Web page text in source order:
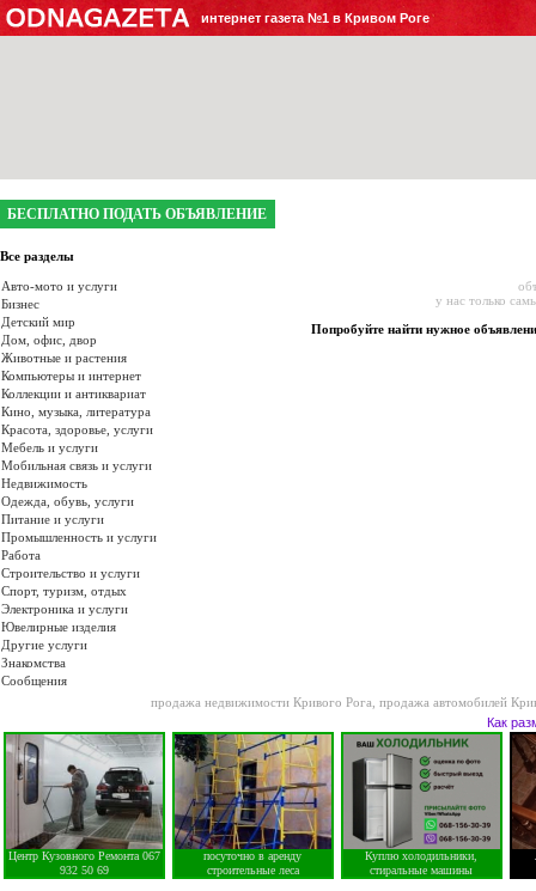
интернет газета №1 в Кривом Роге
БЕСПЛАТНО ПОДАТЬ ОБЪЯВЛЕНИЕ
Все разделы
Авто-мото и услуги
Бизнес
Детский мир
Дом, офис, двор
Животные и растения
Компьютеры и интернет
Коллекции и антиквариат
Кино, музыка, литература
Красота, здоровье, услуги
Мебель и услуги
Мобильная связь и услуги
Недвижимость
Одежда, обувь, услуги
Питание и услуги
Промышленность и услуги
Работа
Строительство и услуги
Спорт, туризм, отдых
Электроника и услуги
Ювелирные изделия
Другие услуги
Знакомства
Сообщения
у нас только
Попробуйте найти нужное
продажа недвижимости Кривого Рога продажа автомобилей
Как
Центр Кузовного Ремонта 067
932 50 69
посуточно в аренду
строительные леса
Куплю холодильники,
стиральные машины